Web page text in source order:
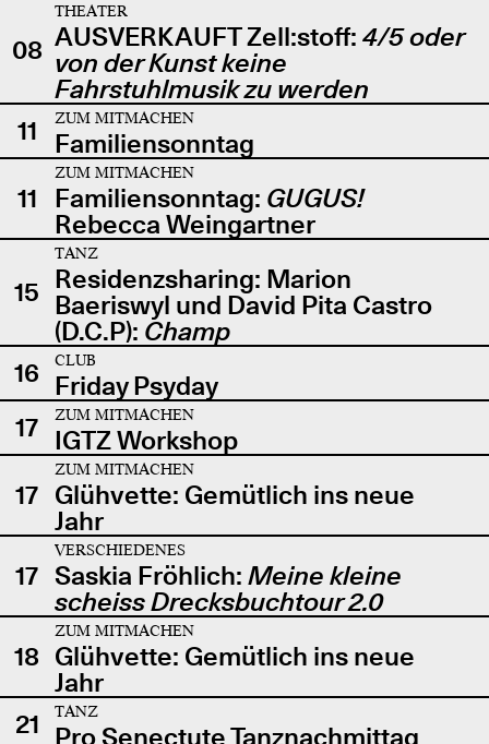
08
THEATER
AUSVERKAUFT Zell:stoff: 4/5 oder
von der Kunst keine
Fahrstuhlmusik zu werden
11
ZUM MITMACHEN
Familiensonntag
11
ZUM MITMACHEN
Familiensonntag: GUGUS!
Rebecca Weingartner
15
TANZ
Residenzsharing: Marion
Baeriswyl und David Pita Castro
(D.C.P): Champ
16
CLUB
Friday Psyday
17
ZUM MITMACHEN
IGTZ Workshop
17
ZUM MITMACHEN
Glühvette: Gemütlich ins neue
Jahr
17
VERSCHIEDENES
Saskia Fröhlich: Meine kleine
scheiss Drecksbuchtour 2.0
18
ZUM MITMACHEN
Glühvette: Gemütlich ins neue
Jahr
21
TANZ
Pro Senectute Tanznachmittag